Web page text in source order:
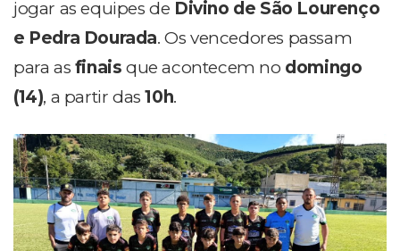
jogar as equipes de Divino de São Lourenço
e Pedra Dourada. Os vencedores passam
para as finaisque acontecem no domingo
(14), a partir das10h.